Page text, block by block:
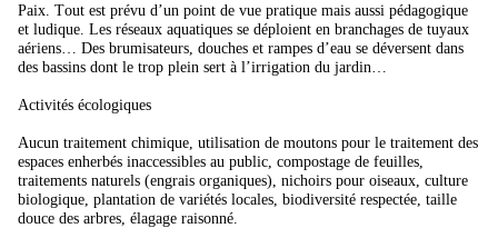
Paix. Tout est prévu d’un point de vue pratique mais aussi pédagogique
et ludique. Les réseaux aquatiques se déploient en branchages de tuyaux
aériens… Des brumisateurs, douches et rampes d’eau se déversent dans
des bassins dont le trop plein sert à l’irrigation du jardin…
Activités écologiques
Aucun traitement chimique, utilisation de moutons pour le traitement des
espaces enherbés inaccessibles au public, compostage de feuilles,
traitements naturels (engrais organiques), nichoirs pour oiseaux, culture
biologique, plantation de variétés locales, biodiversité respectée, taille
douce des arbres, élagage raisonné.